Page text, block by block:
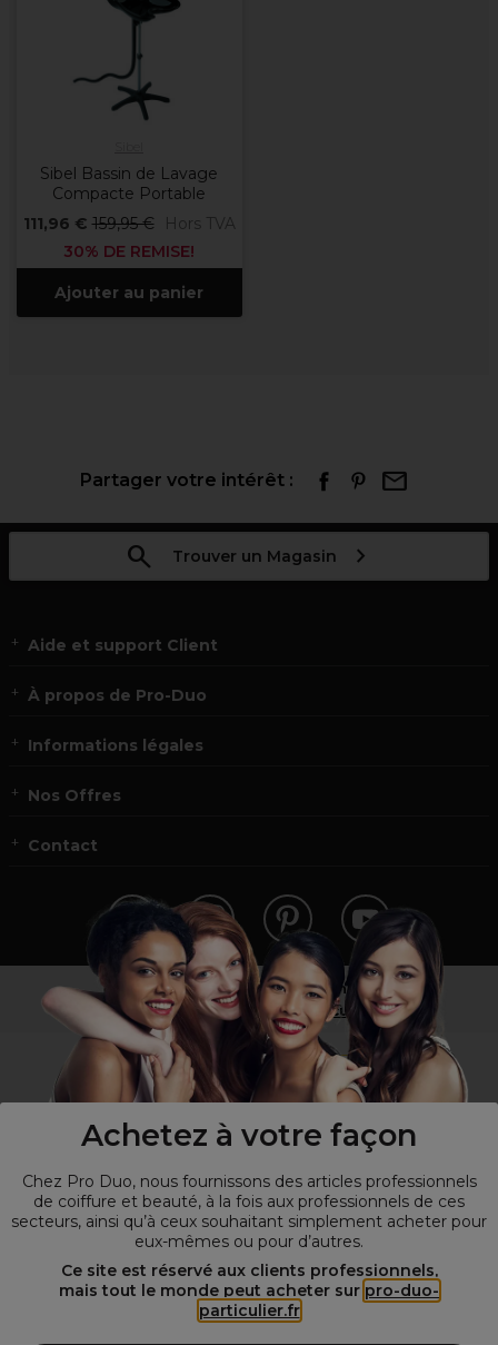
Achetez à votre façon
Chez Pro Duo, nous fournissons des articles professionnels
de coiffure et beauté, à la fois aux professionnels de ces
secteurs, ainsi qu’à ceux souhaitant simplement acheter pour
eux-mêmes ou pour d’autres.
Ce site est réservé aux clients professionnels,
mais tout le monde peut acheter sur pro-duo-
particulier.fr
Sibel Bassin de Lavage
Compacte Portable
111,96 € 159,95 €
Hors TVA
30% DE REMISE!
Ajouter au panier
Partager votre intérêt :
Trouver un Magasin
Aide et support Client
À propos de Pro-Duo
Informations légales
Nos Offres
Contact
Vous n’êtes pas un professionnel ?
Visitez notre site pour les particuliers!
Spécialiste de la coiffure et de la beauté, nous vous proposons une
large sélection de produits professionnels pour la coiffure et